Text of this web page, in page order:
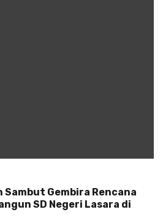
Sambut Gembira Rencana
SD Negeri Lasara di